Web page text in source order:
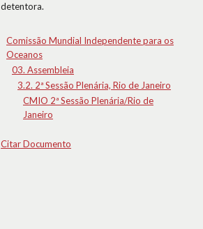
detentora.
Comissão Mundial Independente para os
Oceanos
03. Assembleia
3.2. 2ª Sessão Plenária, Rio de Janeiro
CMIO 2ª Sessão Plenária/Rio de
Janeiro
Citar Documento